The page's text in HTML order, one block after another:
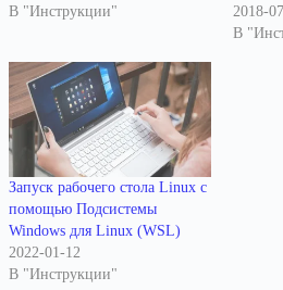
В "Инструкции"
2018-
В
Запуск рабочего стола Linux с
помощью Подсистемы
Windows для Linux (WSL)
2022-01-12
В "Инструкции"